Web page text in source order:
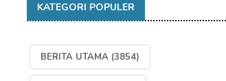
KATEGORI POPULER
BERITA UTAMA (3854)